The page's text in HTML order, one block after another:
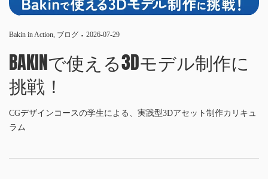
Bakin in Action, ブログ 2026-07-29
BAKINで使える3Dモデル制作に
挑戦！
CGデザインコースの学生による、実践型3Dアセット制作カリキュ
ラム